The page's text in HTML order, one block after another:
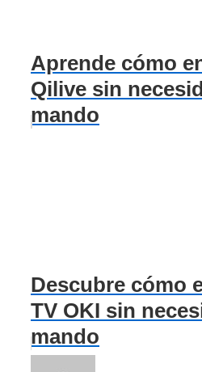
Aprende cómo
Qilive sin
mando
Descubre cómo
TV OKI sin
mando